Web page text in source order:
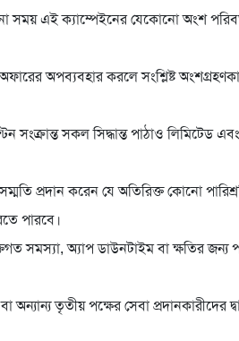
সময় এই ক্যাম্পেইনের যেকোনো অংশ
অপব্যবহার করলে সংশ্লিষ্ট
সংক্রান্ত সকল সিদ্ধান্ত পাঠাও লিমিটেড
প্রদান করেন যে অতিরিক্ত কোনো
পারবে।
সমস্যা, অ্যাপ ডাউনটাইম বা ক্ষতির জন্য
তৃতীয় পক্ষের সেবা প্রদানকারীদের